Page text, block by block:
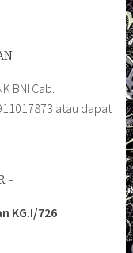
BNI Cab.
atau dapat
KG.I/726